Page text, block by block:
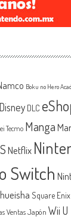
Boku no Hero
Disney DLC
Tecmo Manga
Netflix
Switch
Square Enix
Ventas Japón Wii U